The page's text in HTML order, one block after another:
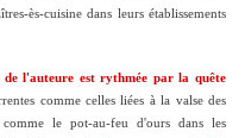
ès-cuisine dans leurs établissements
de l'auteure est rythmée par la quête
comme celles liées à la valse des
le pot-au-feu d'ours dans les